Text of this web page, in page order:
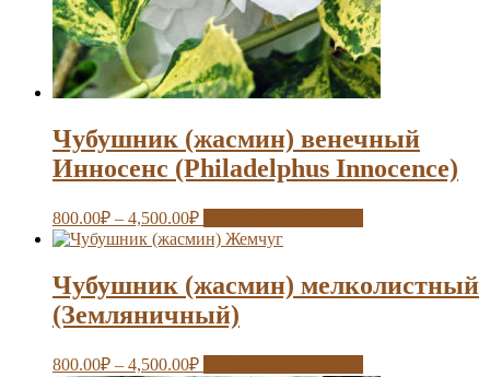
Чубушник (жасмин) венечный
Инносенс (Philadelphus Innocence)
800.00₽ – 4,500.00₽
Чубушник (жасмин) мелколистный
(Земляничный)
800.00₽ – 4,500.00₽